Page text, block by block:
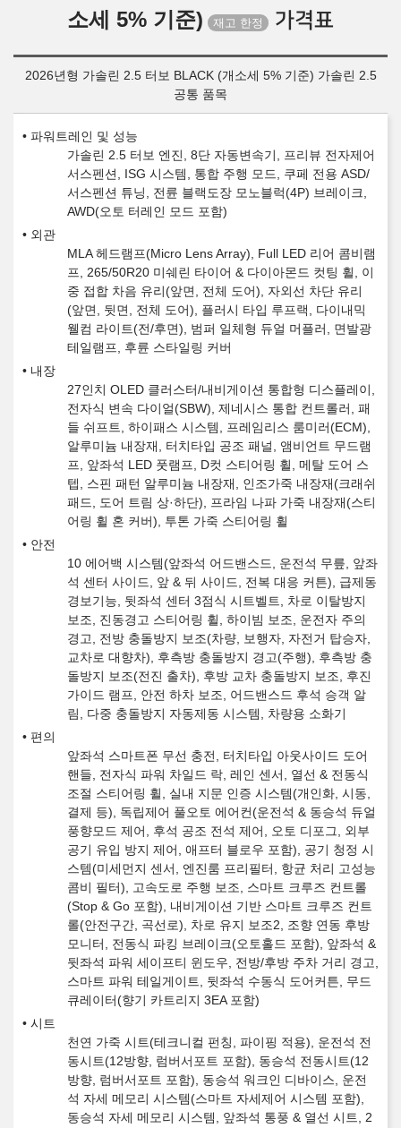
소세 5% 기준)
가격표
2026년형 가솔린 2.5 터보 BLACK (개소세 5% 기준) 가솔린 2.5
공통 품목
파워트레인 및 성능
가솔린 2.5 터보 엔진, 8단 자동변속기, 프리뷰 전자제어
서스펜션, ISG 시스템, 통합 주행 모드, 쿠페 전용 ASD/
서스펜션 튜닝, 전륜 블랙도장 모노블럭(4P) 브레이크,
AWD(오토 터레인 모드 포함)
외관
MLA 헤드램프(Micro Lens Array), Full LED 리어 콤비램
프, 265/50R20 미쉐린 타이어 & 다이아몬드 컷팅 휠, 이
중 접합 차음 유리(앞면, 전체 도어), 자외선 차단 유리
(앞면, 뒷면, 전체 도어), 플러시 타입 루프랙, 다이내믹
웰컴 라이트(전/후면), 범퍼 일체형 듀얼 머플러, 면발광
테일램프, 후륜 스타일링 커버
내장
27인치 OLED 클러스터/내비게이션 통합형 디스플레이,
전자식 변속 다이얼(SBW), 제네시스 통합 컨트롤러, 패
들 쉬프트, 하이패스 시스템, 프레임리스 룸미러(ECM),
알루미늄 내장재, 터치타입 공조 패널, 앰비언트 무드램
프, 앞좌석 LED 풋램프, D컷 스티어링 휠, 메탈 도어 스
텝, 스핀 패턴 알루미늄 내장재, 인조가죽 내장재(크래쉬
패드, 도어 트림 상·하단), 프라임 나파 가죽 내장재(스티
어링 휠 혼 커버), 투톤 가죽 스티어링 휠
안전
10 에어백 시스템(앞좌석 어드밴스드, 운전석 무릎, 앞좌
석 센터 사이드, 앞 & 뒤 사이드, 전복 대응 커튼), 급제동
경보기능, 뒷좌석 센터 3점식 시트벨트, 차로 이탈방지
보조, 진동경고 스티어링 휠, 하이빔 보조, 운전자 주의
경고, 전방 충돌방지 보조(차량, 보행자, 자전거 탑승자,
교차로 대향차), 후측방 충돌방지 경고(주행), 후측방 충
돌방지 보조(전진 출차), 후방 교차 충돌방지 보조, 후진
가이드 램프, 안전 하차 보조, 어드밴스드 후석 승객 알
림, 다중 충돌방지 자동제동 시스템, 차량용 소화기
편의
앞좌석 스마트폰 무선 충전, 터치타입 아웃사이드 도어
핸들, 전자식 파워 차일드 락, 레인 센서, 열선 & 전동식
조절 스티어링 휠, 실내 지문 인증 시스템(개인화, 시동,
결제 등), 독립제어 풀오토 에어컨(운전석 & 동승석 듀얼
풍향모드 제어, 후석 공조 전석 제어, 오토 디포그, 외부
공기 유입 방지 제어, 애프터 블로우 포함), 공기 청정 시
스템(미세먼지 센서, 엔진룸 프리필터, 항균 처리 고성능
콤비 필터), 고속도로 주행 보조, 스마트 크루즈 컨트롤
(Stop & Go 포함), 내비게이션 기반 스마트 크루즈 컨트
롤(안전구간, 곡선로), 차로 유지 보조2, 조향 연동 후방
모니터, 전동식 파킹 브레이크(오토홀드 포함), 앞좌석 &
뒷좌석 파워 세이프티 윈도우, 전방/후방 주차 거리 경고,
스마트 파워 테일게이트, 뒷좌석 수동식 도어커튼, 무드
큐레이터(향기 카트리지 3EA 포함)
시트
천연 가죽 시트(테크니컬 펀칭, 파이핑 적용), 운전석 전
동시트(12방향, 럼버서포트 포함), 동승석 전동시트(12
방향, 럼버서포트 포함), 동승석 워크인 디바이스, 운전
석 자세 메모리 시스템(스마트 자세제어 시스템 포함),
동승석 자세 메모리 시스템, 앞좌석 통풍 & 열선 시트, 2